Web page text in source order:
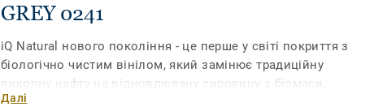
GREY 0241
iQ Natural нового покоління - це перше у світі покриття з
біологічно чистим вінілом, який замінює традиційну
викопну нафту на відновлювану сировину з біомаси,
вироблену з дотриманням принципів балансу маси та
Далі